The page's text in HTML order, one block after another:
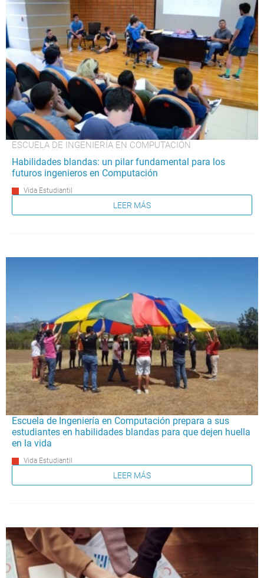
ESCUELA DE INGENIERÍA EN COMPUTACIÓN
Habilidades blandas: un pilar fundamental para los
futuros ingenieros en Computación
Vida Estudiantil
LEER MÁS
Escuela de Ingeniería en Computación prepara a sus
estudiantes en habilidades blandas para que dejen huella
en la vida
Vida Estudiantil
LEER MÁS